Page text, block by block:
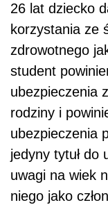
26 lat dziecko
korzystania ze
zdrowotnego
student
ubezpieczenia
rodziny i
ubezpieczenia
jedyny tytuł do
uwagi na wiek
niego jako